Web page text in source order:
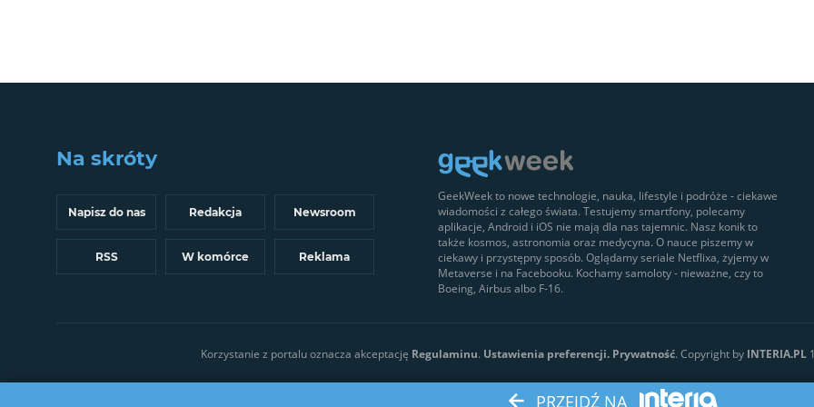
Na skróty
Napisz do nas Redakcja Newsroom
RSS W komórce Reklama
GeekWeek to nowe technologie, nauka, lifestyle i podróże - ciekawe
wiadomości z całego świata. Testujemy smartfony, polecamy
aplikacje, Android i iOS nie mają dla nas tajemnic. Nasz konik to
także kosmos, astronomia oraz medycyna. O nauce piszemy w
ciekawy i przystępny sposób. Oglądamy seriale Netflixa, żyjemy w
Metaverse i na Facebooku. Kochamy samoloty - nieważne, czy to
Boeing, Airbus albo F-16.
Korzystanie z portalu oznacza akceptację Regulaminu. Ustawienia preferencji. Prywatność. Copyright by INTERIA.PL
PRZEJDŹ NA